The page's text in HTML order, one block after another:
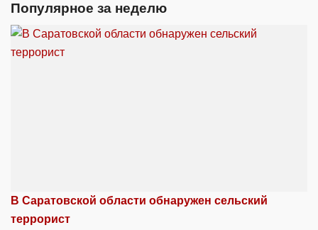
Популярное за неделю
В Саратовской области обнаружен сельский
террорист